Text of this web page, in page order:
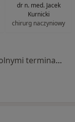
dr n. med. Jacek
Kurnicki
chirurg naczyniowy
Brak dostępnych specjalistów z wolnymi terminami w tym centrum medycznym.